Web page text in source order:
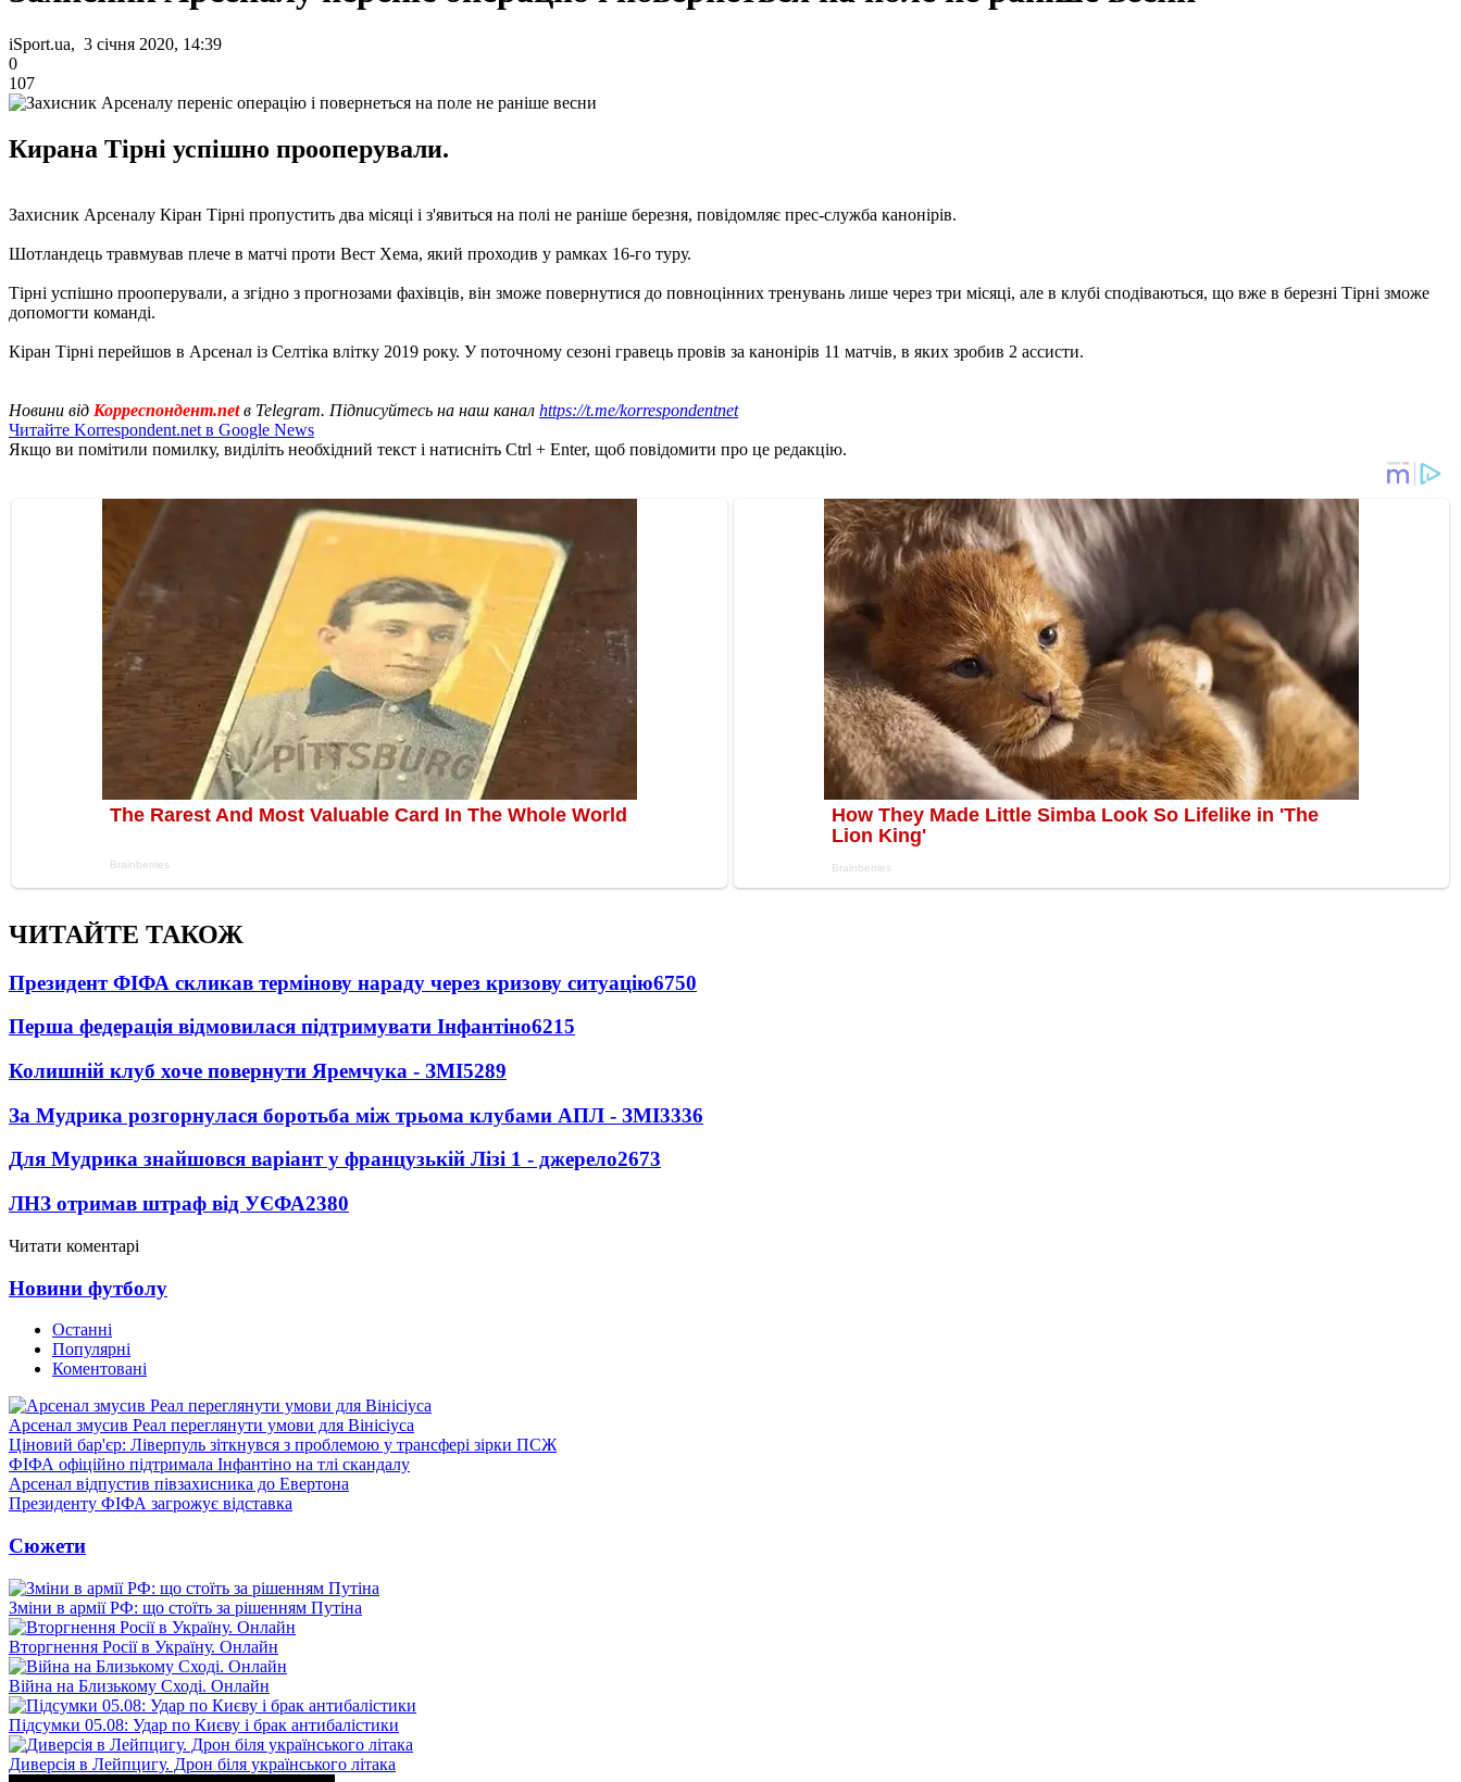
iSport.ua, 3 січня 2020, 14:39
0
107
Кирана Тірні успішно прооперували.
Захисник Арсеналу Кіран Тірні пропустить два місяці і з'явиться на полі не раніше березня, повідомляє прес-служба канонірів.
Шотландець травмував плече в матчі проти Вест Хема, який проходив у рамках 16-го туру.
Тірні успішно прооперували, а згідно з прогнозами фахівців, він зможе повернутися до повноцінних тренувань лише через три місяці, але в клубі сподіваються, що вже в березні Тірні зможе
допомогти команді.
Кіран Тірні перейшов в Арсенал із Селтіка влітку 2019 року. У поточному сезоні гравець провів за канонірів 11 матчів, в яких зробив 2 ассисти.
Новини від Корреспондент.netв Telegram. Підписуйтесь на наш канал https://t.me/korrespondentnet
Читайте Korrespondent.net в Google News
Якщо ви помітили помилку, виділіть необхідний текст і натисніть Ctrl + Enter, щоб повідомити про це редакцію.
ЧИТАЙТЕ ТАКОЖ
Президент ФІФА скликав термінову нараду через кризову ситуацію6750
Перша федерація відмовилася підтримувати Інфантіно6215
Колишній клуб хоче повернути Яремчука - ЗМІ5289
За Мудрика розгорнулася боротьба між трьома клубами АПЛ - ЗМІ3336
Для Мудрика знайшовся варіант у французькій Лізі 1 - джерело2673
ЛНЗ отримав штраф від УЄФА2380
Читати коментарі
Новини футболу
Останні
Популярні
Коментовані
Арсенал змусив Реал переглянути умови для Вінісіуса
Ціновий бар'єр: Ліверпуль зіткнувся з проблемою у трансфері зірки ПСЖ
ФІФА офіційно підтримала Інфантіно на тлі скандалу
Арсенал відпустив півзахисника до Евертона
Президенту ФІФА загрожує відставка
Сюжети
Зміни в армії РФ: що стоїть за рішенням Путіна
Вторгнення Росії в Україну. Онлайн
Війна на Близькому Сході. Онлайн
Підсумки 05.08: Удар по Києву і брак антибалістики
Диверсія в Лейпцигу. Дрон біля українського літака